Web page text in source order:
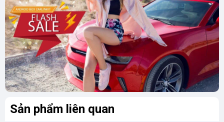
Sản phẩm liên quan